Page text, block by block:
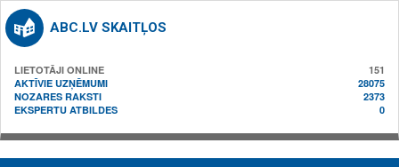
ABC.LV SKAITĻOS
LIETOTĀJI ONLINE
151
AKTĪVIE UZŅĒMUMI
28075
NOZARES RAKSTI
2373
EKSPERTU ATBILDES
0